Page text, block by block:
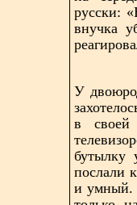
русски:
внучка
У
в своей
бутылку
послали
и умный.